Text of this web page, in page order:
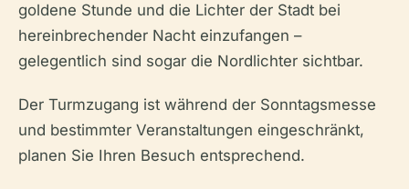
goldene Stunde und die Lichter der Stadt bei
hereinbrechender Nacht einzufangen –
gelegentlich sind sogar die Nordlichter sichtbar.
Der Turmzugang ist während der Sonntagsmesse
und bestimmter Veranstaltungen eingeschränkt,
planen Sie Ihren Besuch entsprechend.